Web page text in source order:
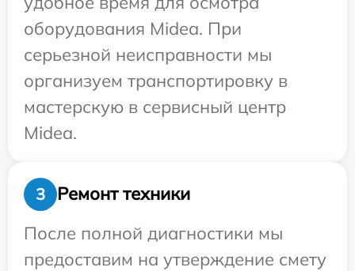
оборудования Midea. При
серьезной неисправности мы
организуем транспортировку в
мастерскую в сервисный центр
Midea.
3
Ремонт техники
После полной диагностики мы
предоставим на утверждение смету